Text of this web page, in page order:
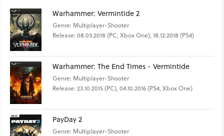
Warhammer: Vermintide 2
Genre: Multiplayer-Shooter
Release: 08.03.2018 (PC, Xbox One), 18.12.2018 (PS4)
Warhammer: The End Times - Vermintide
Genre: Multiplayer-Shooter
Release: 23.10.2015 (PC), 04.10.2016 (PS4, Xbox One)
PayDay 2
Genre: Multiplayer-Shooter